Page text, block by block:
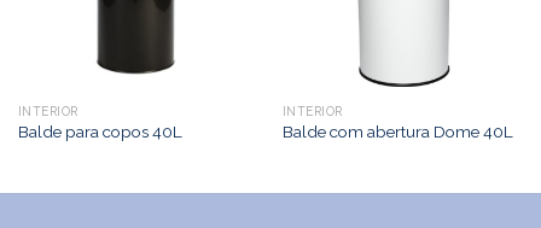
INTERIOR
Balde para copos 40L
INTERIOR
Balde com abertura Dome 40L